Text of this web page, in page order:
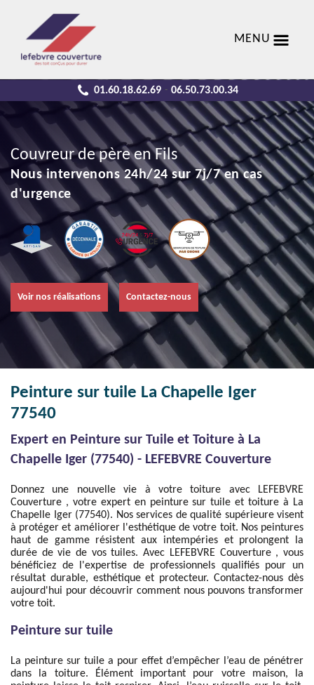
MENU
01.60.18.62.69 - 06.50.73.00.34
Couvreur de père en Fils
Nous intervenons 24h/24 sur 7j/7 en cas
d'urgence
Voir nos réalisations Contactez-nous
Peinture sur tuile La Chapelle Iger
77540
Expert en Peinture sur Tuile et Toiture à La
Chapelle Iger (77540) - LEFEBVRE Couverture
Donnez une nouvelle vie à votre toiture avec LEFEBVRE
Couverture , votre expert en peinture sur tuile et toiture à La
Chapelle Iger (77540). Nos services de qualité supérieure visent
à protéger et améliorer l'esthétique de votre toit. Nos peintures
haut de gamme résistent aux intempéries et prolongent la
durée de vie de vos tuiles. Avec LEFEBVRE Couverture , vous
bénéficiez de l'expertise de professionnels qualifiés pour un
résultat durable, esthétique et protecteur. Contactez-nous dès
aujourd'hui pour découvrir comment nous pouvons transformer
votre toit.
Peinture sur tuile
La peinture sur tuile a pour effet d’empêcher l’eau de pénétrer
dans la toiture. Élément important pour votre maison, la